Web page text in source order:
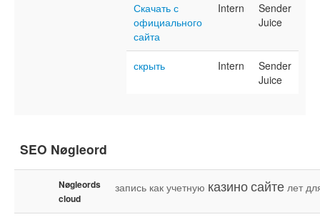
Скачать с
официального
сайта
Intern
Sender
Juice
скрыть Intern
Sender
Juice
SEO Nøgleord
Nøgleords
cloud
запись как учетную казиносайте лет